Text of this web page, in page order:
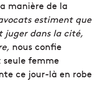
manière de la
estiment que
juger dans la cité,
nous confie
femme
ce jour-là en robe